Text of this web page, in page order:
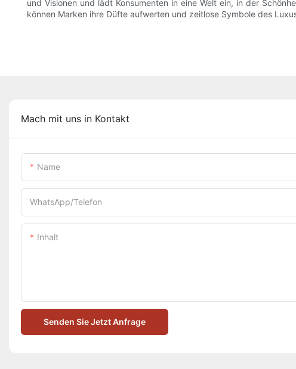
und Visionen und lädt Konsumenten in eine Welt ein, in der
können Marken ihre Düfte aufwerten und zeitlose Symbole des
Mach mit uns in Kontakt
Name
WhatsApp/Telefon
Inhalt
Senden Sie Jetzt Anfrage